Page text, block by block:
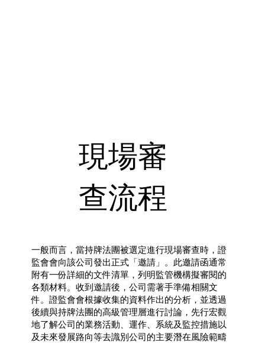
現場審
查流程
​一般而言，當持牌法團被選定進行現場審查時，證
監會會向該公司發出正式「邀請」。此邀請函通常
附有一份詳細的文件清單，列明監管機構擬審閱的
各類材料。收到邀請後，公司需著手準備相關文
件。證監會會根據收集的資料作出的分析，並透過
後續與持牌法團的高級管理層進行討論，先行宏觀
地了解公司的業務活動、運作、系統及監控措施以
及未來發展路向等去識別公司的主要潛在風險範疇